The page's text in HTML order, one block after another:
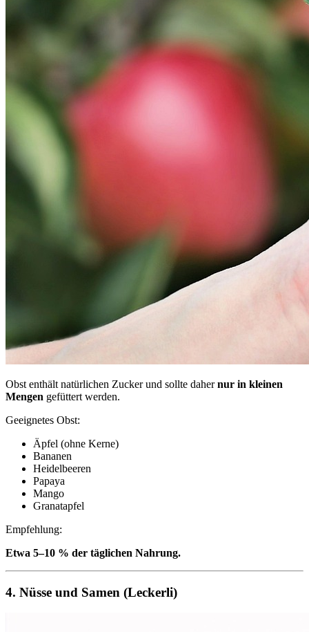
Obst enthält natürlichen Zucker und sollte dahernur in kleinen
Mengen gefüttert werden.
Geeignetes Obst:
Äpfel (ohne Kerne)
Bananen
Heidelbeeren
Papaya
Mango
Granatapfel
Empfehlung:
Etwa 5–10 % der täglichen Nahrung.
4. Nüsse und Samen (Leckerli)